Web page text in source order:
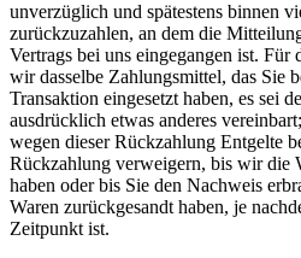
unverzüglich und spätestens binnen
zurückzuzahlen, an dem die
Vertrags bei uns eingegangen ist.
wir dasselbe Zahlungsmittel, das Sie
Transaktion eingesetzt haben, es sei
ausdrücklich etwas anderes
wegen dieser Rückzahlung Entgelte
Rückzahlung verweigern, bis wir die
haben oder bis Sie den Nachweis
Waren zurückgesandt haben, je
Zeitpunkt ist.